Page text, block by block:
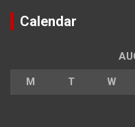
Calendar
M T W